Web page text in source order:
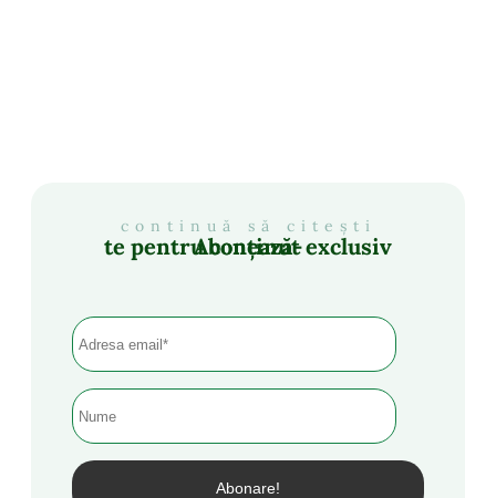
continuă să citești
Abonează-te pentru conținut exclusiv